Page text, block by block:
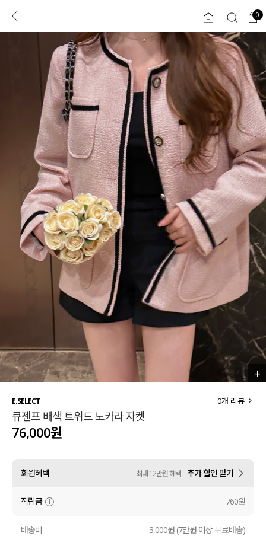
로그인 0
ENG
TW
JP
리뷰 & 혜택 플러스핏 회원혜택 입
CATEGORY COMMUNITY
도착보장⚡
인플루언서 pick!
신상 5%
베스트
MADE
세트할인 ~30%
110사이즈
티셔츠
셔츠
원피스
니트
ALL
익스클루시브
아우터
블라우스
팬츠
스커트
언더웨어
0
/ 6 +
E.SELECT
큐젠프 배색 트위드 노카라 자켓
0개 리뷰
76,000원
회원혜택 최대 12만원 혜택 추가 할인 받기
적립금 760원
배송비 3,000원 (7만원 이상 무료배송)